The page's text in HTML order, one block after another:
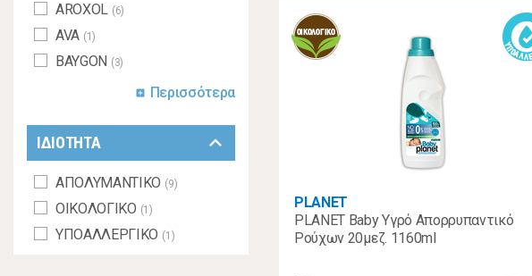
AROXOL (6)
AVA (1)
BAYGON (3)
add_box Περισσότερα
ΙΔΙΟΤΗΤΑ keyboard_arrow_down
ΑΠΟΛΥΜΑΝΤΙΚΟ (9)
ΟΙΚΟΛΟΓΙΚΟ (1)
ΥΠΟΑΛΛΕΡΓΙΚΟ (1)
PLANET
PLANET Baby Υγρό Απορρυπαντικό
Ρούχων 20μεζ. 1160ml